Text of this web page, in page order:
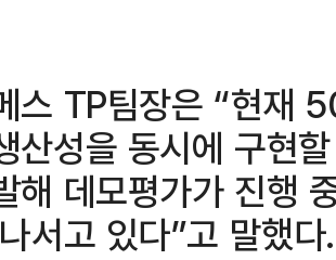
스 TP팀장은 “현재
산성을 동시에 구현
해 데모평가가 진행
서고 있다”고 말했다.